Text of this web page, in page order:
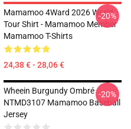
Mamamoo 4Ward 2026 World
Tour Shirt - Mamamoo Member
Mamamoo T-Shirts
24,38 € - 28,06 €
-20%
Wheein Burgundy Ombré
NTMD3107 Mamamoo Baseball
Jersey
-20%